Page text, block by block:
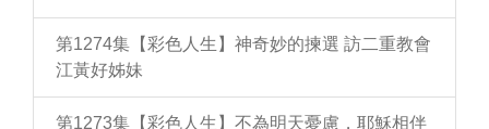
第1274集【彩色人生】神奇妙的揀選 訪二重教會
江黃好姊妹
第1273集【彩色人生】不為明天憂慮，耶穌相伴